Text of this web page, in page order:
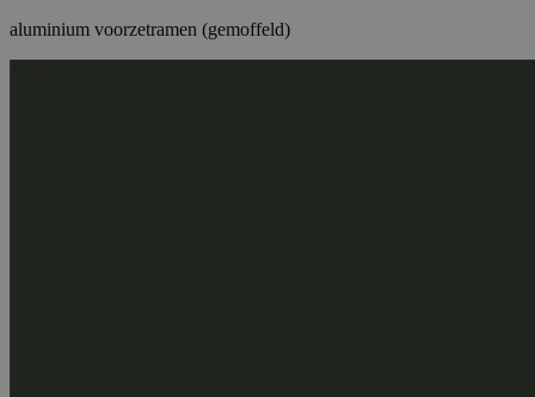
aluminium voorzetramen (gemoffeld)